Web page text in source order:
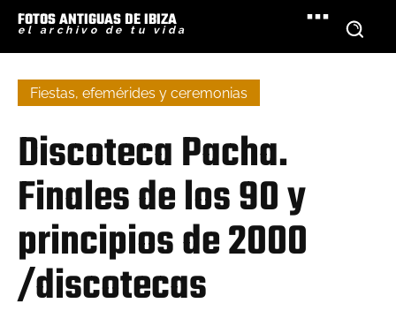
FOTOS ANTIGUAS DE IBIZA
el archivo de tu vida
Fiestas, efemérides y ceremonias
Discoteca Pacha.
Finales de los 90 y
principios de 2000
/discotecas